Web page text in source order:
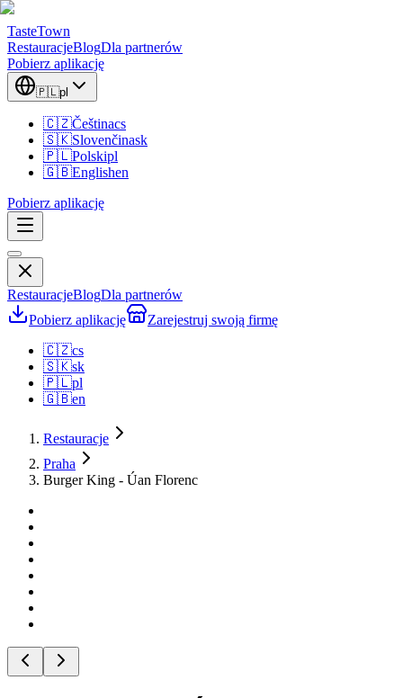
TasteTown
RestauracjeBlogDla partnerów
Pobierz aplikację
🇵🇱pl
🇨🇿Češtinacs
🇸🇰Slovenčinask
🇵🇱Polskipl
🇬🇧Englishen
Pobierz aplikację
RestauracjeBlogDla partnerów
Pobierz aplikację
Zarejestruj swoją firmę
🇨🇿cs
🇸🇰sk
🇵🇱pl
🇬🇧en
Restauracje
Praha
Burger King - Úan Florenc